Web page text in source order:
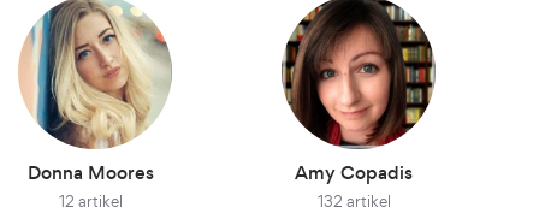
Donna Moores
12 artikel
Amy Copadis
132 artikel